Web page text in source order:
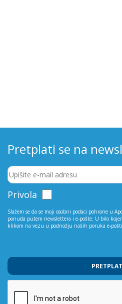
Pretplati se na
Privola
Slažem se da se moji osobni podaci pohrane u
ponuda putem newslettera i e-pošte. U bilo
klikom na vezu u podnožju naših poruka e-